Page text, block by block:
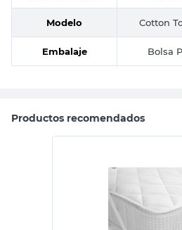
Modelo Cotton
Embalaje Bolsa
Productos recomendados